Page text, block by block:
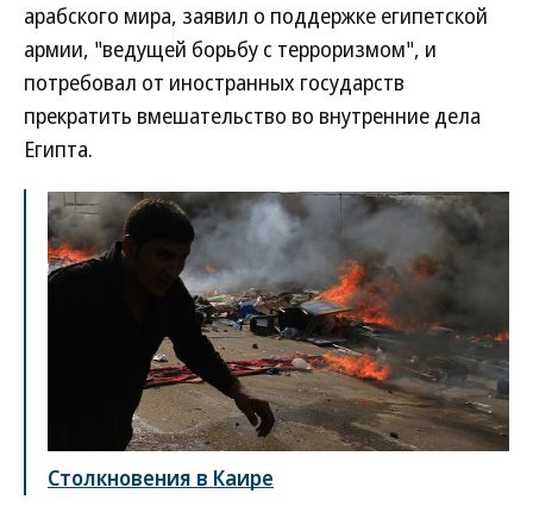
арабского мира, заявил о поддержке египетской
армии, "ведущей борьбу с терроризмом", и
потребовал от иностранных государств
прекратить вмешательство во внутренние дела
Египта.
Столкновения в Каире